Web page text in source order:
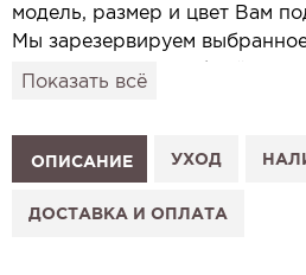
модель, размер и цвет Вам
Мы зарезервируем
привезём его в удобный для
1. Выберите изделие на сайте.
2. Нажмите «Заказать
3. Заполните форму и
Показать всё
ОПИСАНИЕ УХОД
ДОСТАВКА И ОПЛАТА